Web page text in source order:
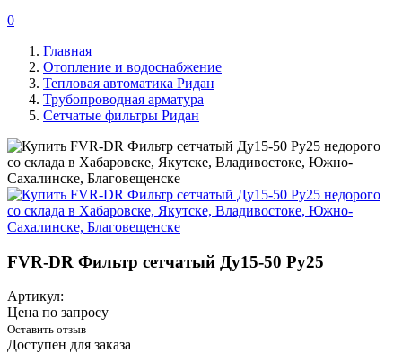
0
Главная
Отопление и водоснабжение
Тепловая автоматика Ридан
Трубопроводная арматура
Сетчатые фильтры Ридан
FVR-DR Фильтр сетчатый Ду15-50 Ру25
Артикул:
Цена по запросу
Оставить отзыв
Доступен для заказа